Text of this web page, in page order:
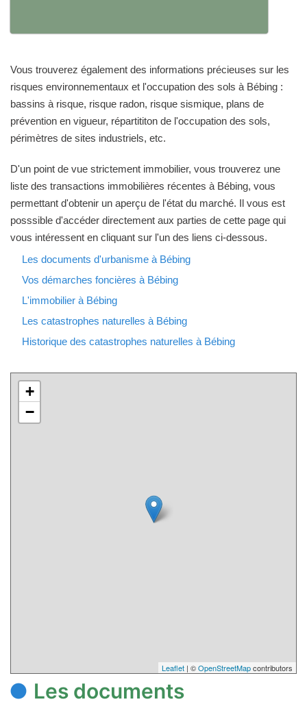
Vous trouverez également des informations précieuses sur les
risques environnementaux et l'occupation des sols à Bébing :
bassins à risque, risque radon, risque sismique, plans de
prévention en vigueur, répartititon de l'occupation des sols,
périmètres de sites industriels, etc.
D'un point de vue strictement immobilier, vous trouverez une
liste des transactions immobilières récentes à Bébing, vous
permettant d'obtenir un aperçu de l'état du marché. Il vous est
posssible d'accéder directement aux parties de cette page qui
vous intéressent en cliquant sur l'un des liens ci-dessous.
Les documents d'urbanisme à Bébing
Vos démarches foncières à Bébing
L'immobilier à Bébing
Les catastrophes naturelles à Bébing
Historique des catastrophes naturelles à Bébing
+
−
Leaflet | ©OpenStreetMapcontributors
Les documents